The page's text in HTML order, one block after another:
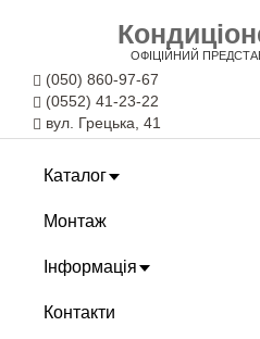
ОФІЦІЙНИЙ
(050) 860-97-67
(0552) 41-23-22
вул. Грецька, 41
Каталог
Монтаж
Інформація
Контакти